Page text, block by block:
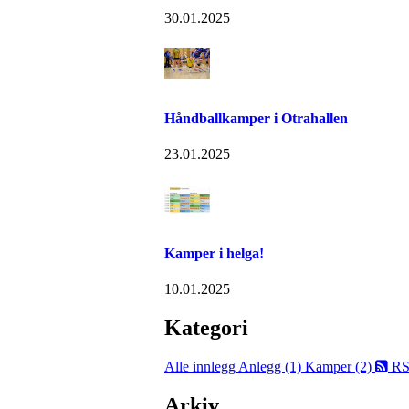
30.01.2025
Håndballkamper i Otrahallen
23.01.2025
Kamper i helga!
10.01.2025
Kategori
Alle innlegg Anlegg (1) Kamper (2)